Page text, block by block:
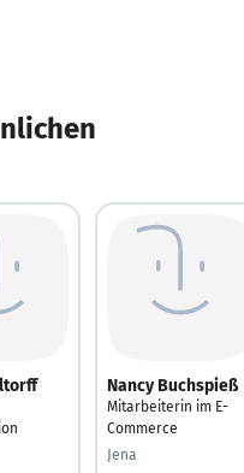
Nancy Buchspieß
Mitarbeiterin im E-
Commerce
Jena